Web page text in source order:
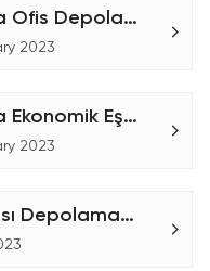
Antalya Ofis Depolama Hizmetleri
2023
Antalya Ekonomik Eşya Depoları
2023
Ev Eşyası Depolama-Nakliye Ücretleri